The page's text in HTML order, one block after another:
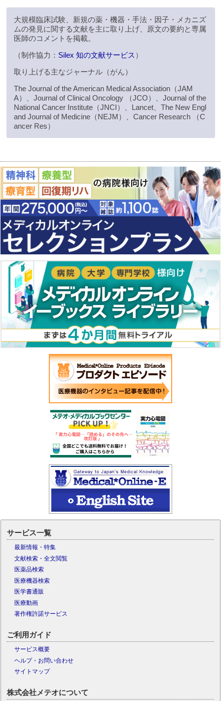
大規模臨床試験、新規の薬・機器・手法・因子・メカニズ
ムの発見に関する文献を主に取り上げ、原文の要約と専属
医師のコメントを掲載。
（制作協力： Silex 知の文献サービス ）
取り上げる主なジャーナル（がん）
The Journal of the American Medical Association（JAM
A）、Journal of Clinical Oncology （JCO）、Journal of the
National Cancer Institute（JNCI）、Lancet、The New Engl
and Journal of Medicine（NEJM）、Cancer Research （C
ancer Res）
サービス一覧
最新情報・特集
文献検索・全文閲覧
医薬品検索
医療機器検索
医学書通販
医療動画
著作権許諾サービス
ご利用ガイド
サービス概要
ヘルプ・お問い合わせ
サイトマップ
株式会社メテオについて